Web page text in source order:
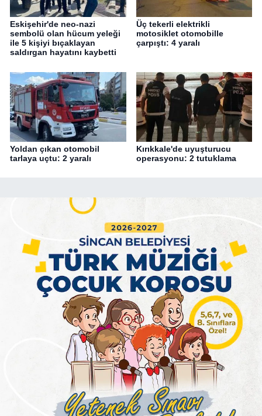
Eskişehir'de neo-nazi
sembolü olan hücum yeleği
ile 5 kişiyi bıçaklayan
saldırgan hayatını kaybetti
Üç tekerli elektrikli
motosiklet otomobille
çarpıştı: 4 yaralı
Yoldan çıkan otomobil
tarlaya uçtu: 2 yaralı
Kırıkkale'de uyuşturucu
operasyonu: 2 tutuklama